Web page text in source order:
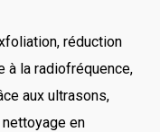
réduction
la radiofréquence,
aux ultrasons,
nettoyage en